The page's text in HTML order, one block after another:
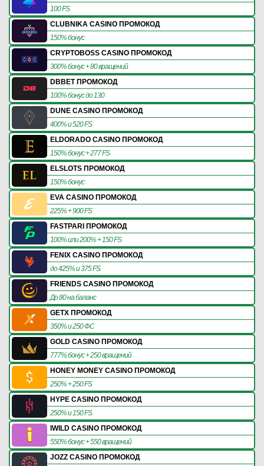
100 FS
CLUBNIKA CASINO ПРОМОКОД
150% бонус
CRYPTOBOSS CASINO ПРОМОКОД
300% бонус + 80 вращений
DBBET ПРОМОКОД
100% бонус до 130
DUNE CASINO ПРОМОКОД
400% и 520 FS
ELDORADO CASINO ПРОМОКОД
150% бонус + 277 FS
ELSLOTS ПРОМОКОД
150% бонус
EVA CASINO ПРОМОКОД
225% + 900 FS
FASTPARI ПРОМОКОД
100% или 200% + 150 FS
FENIX CASINO ПРОМОКОД
до 425% и 375 FS
FRIENDS CASINO ПРОМОКОД
До 80 на баланс
GETX ПРОМОКОД
350% и 250 ФС
GOLD CASINO ПРОМОКОД
777% бонус + 250 вращений
HONEY MONEY CASINO ПРОМОКОД
250% + 250 FS
HYPE CASINO ПРОМОКОД
250% и 150 FS
IWILD CASINO ПРОМОКОД
550% бонус + 550 вращений
JOZZ CASINO ПРОМОКОД